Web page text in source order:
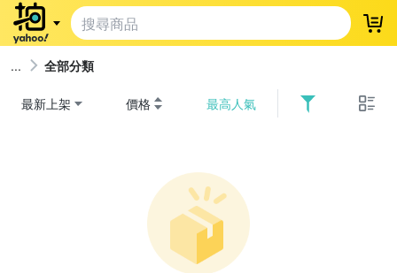
登
全部分類
最新上架 價格 最高人氣